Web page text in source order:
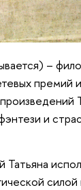
–
премий
и